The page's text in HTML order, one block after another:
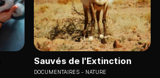
Sauvés de l'Extinction
DOCUMENTAIRES NATURE